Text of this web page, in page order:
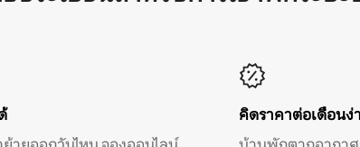
คิดราคาต่อเดือนง่